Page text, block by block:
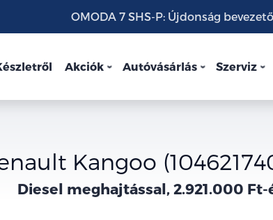
OMODA 7 SHS-P: Újdonság
Akciók Autóvásárlás Szerviz
Kangoo
Diesel meghajtással, 2.921.000